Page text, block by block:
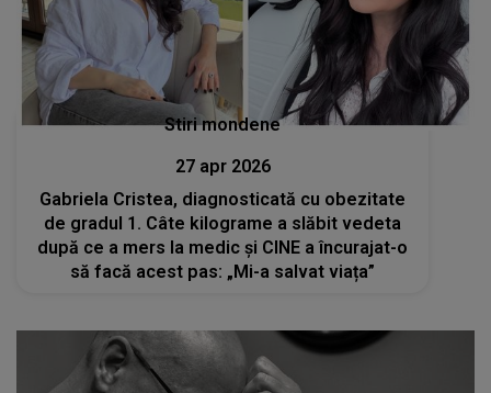
Stiri mondene
27 apr 2026
Gabriela Cristea, diagnosticată cu obezitate
de gradul 1. Câte kilograme a slăbit vedeta
după ce a mers la medic și CINE a încurajat-o
să facă acest pas: „Mi-a salvat viața”